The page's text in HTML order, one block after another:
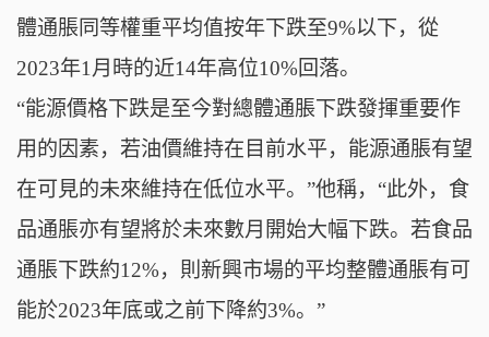
體通脹同等權重平均值按年下跌至9%以下，從
2023年1月時的近14年高位10%回落。
“能源價格下跌是至今對總體通脹下跌發揮重要作
用的因素，若油價維持在目前水平，能源通脹有望
在可見的未來維持在低位水平。”他稱，“此外，食
品通脹亦有望將於未來數月開始大幅下跌。若食品
通脹下跌約12%，則新興市場的平均整體通脹有可
能於2023年底或之前下降約3%。”